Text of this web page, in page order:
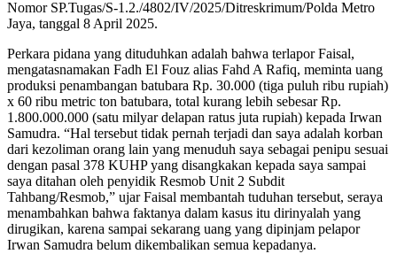
Nomor SP.Tugas/S-1.2./4802/IV/2025/Ditreskrimum/Polda Metro
Jaya, tanggal 8 April 2025.
Perkara pidana yang dituduhkan adalah bahwa terlapor Faisal,
mengatasnamakan Fadh El Fouz alias Fahd A Rafiq, meminta uang
produksi penambangan batubara Rp. 30.000 (tiga puluh ribu rupiah)
x 60 ribu metric ton batubara, total kurang lebih sebesar Rp.
1.800.000.000 (satu milyar delapan ratus juta rupiah) kepada Irwan
Samudra. “Hal tersebut tidak pernah terjadi dan saya adalah korban
dari kezoliman orang lain yang menuduh saya sebagai penipu sesuai
dengan pasal 378 KUHP yang disangkakan kepada saya sampai
saya ditahan oleh penyidik Resmob Unit 2 Subdit
Tahbang/Resmob,” ujar Faisal membantah tuduhan tersebut, seraya
menambahkan bahwa faktanya dalam kasus itu dirinyalah yang
dirugikan, karena sampai sekarang uang yang dipinjam pelapor
Irwan Samudra belum dikembalikan semua kepadanya.